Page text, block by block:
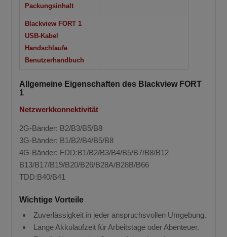
Packungsinhalt
Blackview FORT 1
USB-Kabel
Handschlaufe
Benutzerhandbuch
Allgemeine Eigenschaften des Blackview FORT
1
Netzwerkkonnektivität
2G-Bänder: B2/B3/B5/B8
3G-Bänder: B1/B2/B4/B5/B8
4G-Bänder: FDD:B1/B2/B3/B4/B5/B7/B8/B12
B13/B17/B19/B20/B26/B28A/B28B/B66
TDD:B40/B41
Wichtige Vorteile
Zuverlässigkeit in jeder anspruchsvollen Umgebung.
Lange Akkulaufzeit für Arbeitstage oder Abenteuer.